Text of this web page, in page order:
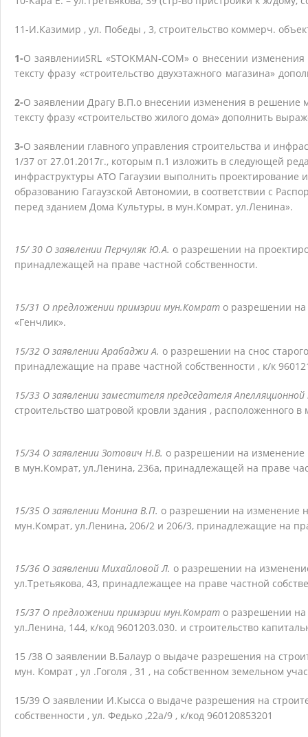
11-И.Казимир , ул. Победы , 3, строительство коммерч.
1-О заявленииSRL «STOKMAN-COM» о внесении
тексту фразу «строительство двухэтажного магазина»
2-О заявлении Драгу В.П.о внесении изменения в решение
тексту фразу «строительство жилого дома» дополнить
3-О заявлении главного управления строительства и
1/37 от 27.01.2017г., которым п.1 изложить в следующей
инфраструктуры АТО Гагаузии выполнить проектирование
образованию Гагаузской Автономии, в соответствии с
перед зданием Дома Культуры, в мун.Комрат, ул.Ленина».
15/ 30 О заявлении Перчуляк Ю.А. о разрешении на
принадлежащей на праве частной собственности.
15/31 О предложении примэрии мун.Комрат о разрешении на
«Генчлик».
15/32 О заявлении Арабаджи А. о разрешении на снос
принадлежащие на праве частной собственности , к/к
15/33 О заявлении заместителя председателя
строительство шатровой кровли здания , расположенного
15/34 О заявлении Зотович Н.В. о разрешении на изменение
в мун.Комрат, ул.Ленина, 236а, принадлежащей на праве
15/35 О заявлении Монина В.П. о разрешении на изменение
мун.Комрат, ул.Ленина, 206/2 и 206/3, принадлежащие на
15/36 О заявлении Михайловой Л. о разрешении на
ул.Третьякова, 43, принадлежащее на праве частной
15/37 О предложении примэрии мун.Комрат о разрешении на
ул.Ленина, 144, к/код 9601203.030. и строительство
15 /38 О заявлении В.Балаур о выдаче разрешения на
мун. Комрат , ул .Гоголя , 31 , на собственном земельном
15/39 О заявлении И.Кысса о выдаче разрешения на
собственности , ул. Федько ,22а/9 , к/код 960120853201